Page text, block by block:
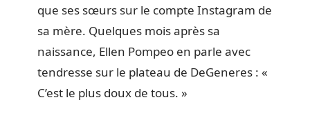
que ses sœurs sur le compte Instagram de
sa mère. Quelques mois après sa
naissance, Ellen Pompeo en parle avec
tendresse sur le plateau de DeGeneres : «
C’est le plus doux de tous. »